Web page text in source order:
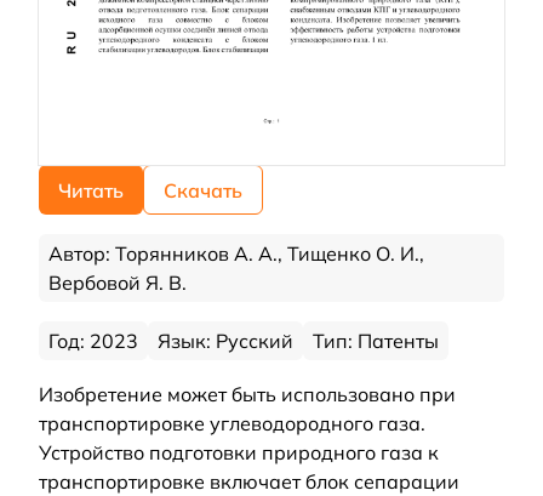
Читать Скачать
Автор: Торянников А. А., Тищенко О. И.,
Вербовой Я. В.
Год: 2023 Язык: Русский Тип: Патенты
Изобретение может быть использовано при
транспортировке углеводородного газа.
Устройство подготовки природного газа к
транспортировке включает блок сепарации